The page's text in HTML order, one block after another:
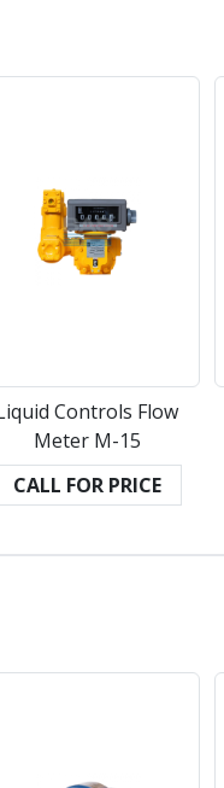
Controls Flow
Meter M-15
CALL FOR PRICE